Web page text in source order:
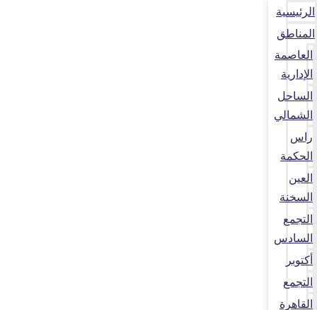
الرئيسية
المناطق
العاصمة
الإدارية
الساحل
الشمالي
راس
الحكمة
العين
السخنة
التجمع
السادس
أكتوبر
التجمع
القاهرة